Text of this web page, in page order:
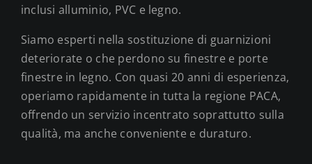
inclusi alluminio, PVC e legno.
Siamo esperti nella sostituzione di guarnizioni
deteriorate o che perdono su finestre e porte
finestre in legno. Con quasi 20 anni di esperienza,
operiamo rapidamente in tutta la regione PACA,
offrendo un servizio incentrato soprattutto sulla
qualità, ma anche conveniente e duraturo.